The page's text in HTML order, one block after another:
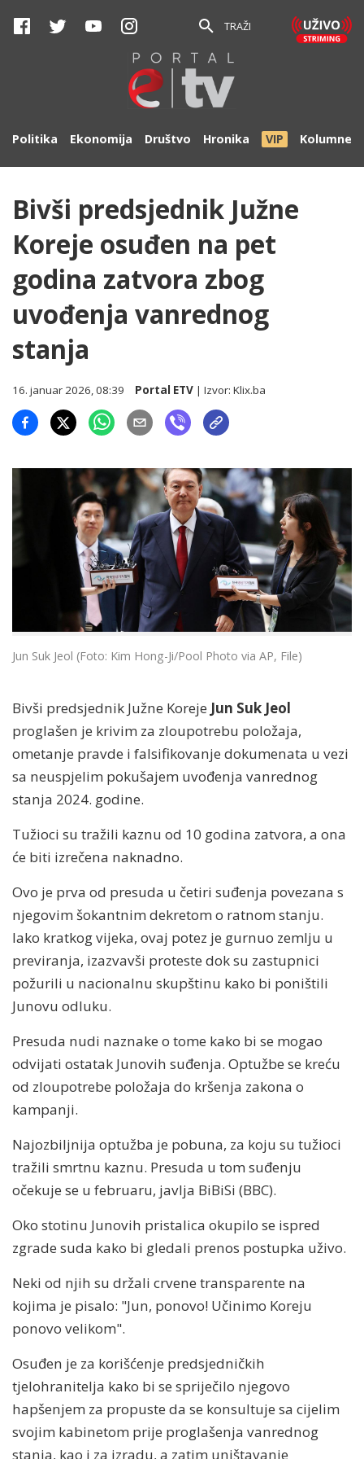
TRAŽI
Politika Ekonomija Društvo Hronika VIP Kolumne
Bivši predsjednik Južne
Koreje osuđen na pet
godina zatvora zbog
uvođenja vanrednog
stanja
16. januar 2026, 08:39 Portal ETV | Izvor:Klix.ba
Jun Suk Jeol (Foto: Kim Hong-Ji/Pool Photo via AP, File)
Bivši predsjednik Južne Koreje Jun Suk Jeol
proglašen je krivim za zloupotrebu položaja,
ometanje pravde i falsifikovanje dokumenata u vezi
sa neuspjelim pokušajem uvođenja vanrednog
stanja 2024. godine.
Tužioci su tražili kaznu od 10 godina zatvora, a ona
će biti izrečena naknadno.
Ovo je prva od presuda u četiri suđenja povezana s
njegovim šokantnim dekretom o ratnom stanju.
Iako kratkog vijeka, ovaj potez je gurnuo zemlju u
previranja, izazvavši proteste dok su zastupnici
požurili u nacionalnu skupštinu kako bi poništili
Junovu odluku.
Presuda nudi naznake o tome kako bi se mogao
odvijati ostatak Junovih suđenja. Optužbe se kreću
od zloupotrebe položaja do kršenja zakona o
kampanji.
Najozbiljnija optužba je pobuna, za koju su tužioci
tražili smrtnu kaznu. Presuda u tom suđenju
očekuje se u februaru, javlja BiBiSi (BBC).
Oko stotinu Junovih pristalica okupilo se ispred
zgrade suda kako bi gledali prenos postupka uživo.
Neki od njih su držali crvene transparente na
kojima je pisalo: "Jun, ponovo! Učinimo Koreju
ponovo velikom".
Osuđen je za korišćenje predsjedničkih
tjelohranitelja kako bi se spriječilo njegovo
hapšenjem za propuste da se konsultuje sa cijelim
svojim kabinetom prije proglašenja vanrednog
stanja, kao i za izradu, a zatim uništavanje